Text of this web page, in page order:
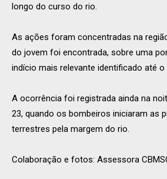
longo do curso do rio.
As ações foram concentradas na
do jovem foi encontrada, sobre uma
indício mais relevante identificado até
A ocorrência foi registrada ainda na
23, quando os bombeiros iniciaram as
terrestres pela margem do rio.
Colaboração e fotos: Assessora